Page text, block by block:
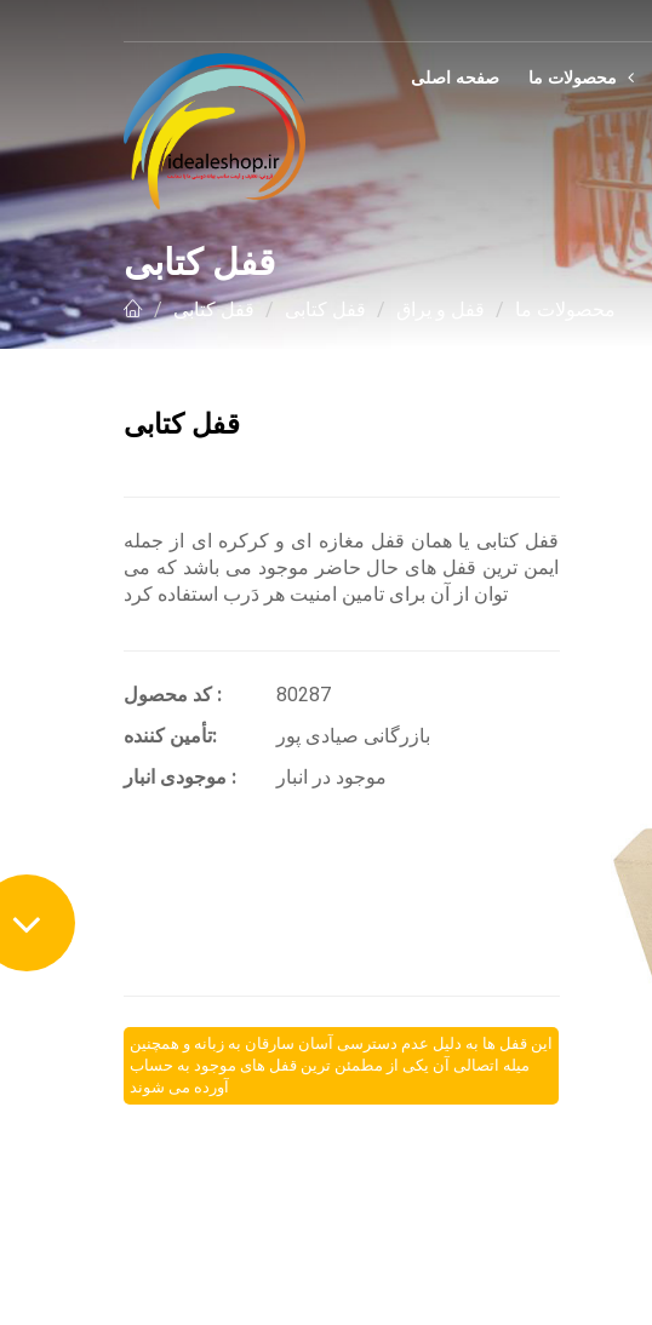
صفحه اصلی
قفل کتابی
قفل کتابی قفل کتابی
قفل کتابی
قفل کتابی یا همان قفل مغازه ای و کرکره ای از جمله
ایمن ترین قفل های حال حاضر موجود می باشد که می
توان از آن برای تامین امنیت هر دَرب استفاده کرد
کد محصول :
80287
تأمین کننده:
بازرگانی صیادی پور
موجودی انبار :
موجود در انبار
این قفل ها به دلیل عدم دسترسی آسان سارقان به زبانه و همچنین
میله اتصالی آن یکی از مطمئن ترین قفل های موجود به حساب
آورده می شوند